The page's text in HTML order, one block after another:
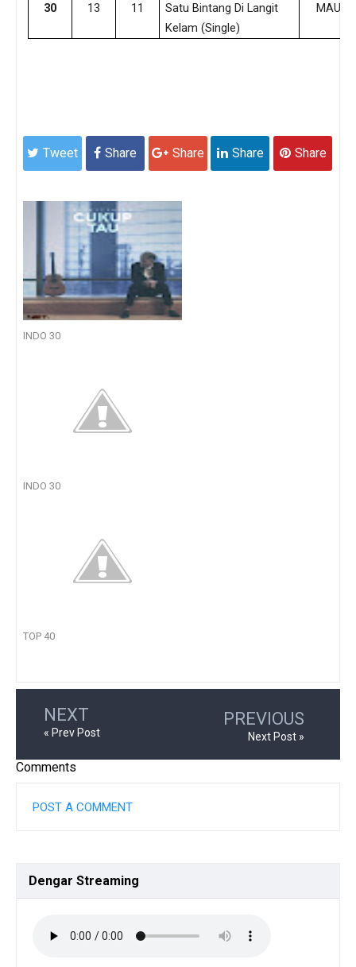
30 13 11
Satu Bintang Di Langit
Kelam (Single)
Tweet Share Share Share Share
INDO 30
INDO 30
TOP 40
NEXT
« Prev Post
PREVIOUS
Next Post »
Comments
POST A COMMENT
Dengar Streaming